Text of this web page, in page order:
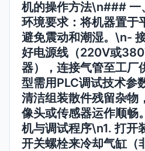
机的操作方法\n### 一
环境要求 ：将机器置于
避免震动和潮湿。\n-
好电源线（220V或
器），连接气管至工厂
型需用PLC调试技术参
清洁组装散件残留杂物
像头或传感器运作顺
机与调试程序\n1. 打开
开关螺栓来冷却气缸（